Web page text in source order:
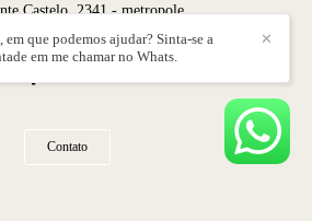
Castelo, 2341 - metropole
Dracena / SP
Contato
✕
em que podemos ajudar? Sinta-se a
em me chamar no Whats.